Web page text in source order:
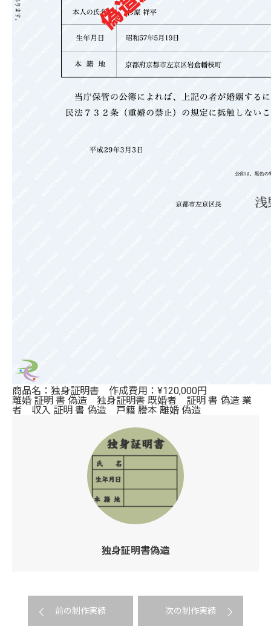
商品名：独身証明書 作成費用：¥120,000円
離婚 証明 書 偽造 独身証明書 既婚者 証明 書 偽造 業
者 収入 証明 書 偽造 戸籍 謄本 離婚 偽造
独身証明書偽造
前の制作実績 次の制作実績